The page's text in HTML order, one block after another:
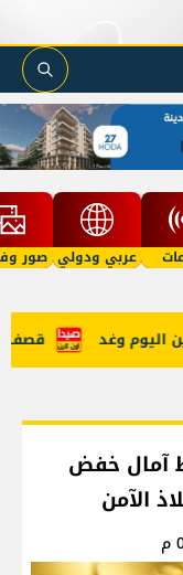
عربي ودولي صور
قصف وغد
دولار وسط آمال خفض
الآمن